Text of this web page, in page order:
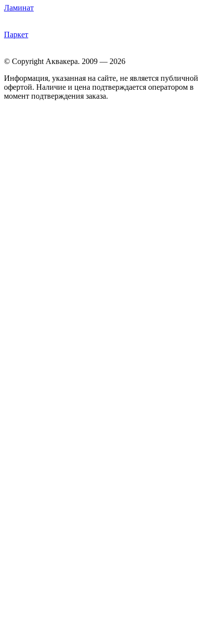
Ламинат
Паркет
© Copyright Аквакера. 2009 — 2026
Информация, указанная на сайте, не является публичной
офертой. Наличие и цена подтверждается оператором в
момент подтверждения заказа.